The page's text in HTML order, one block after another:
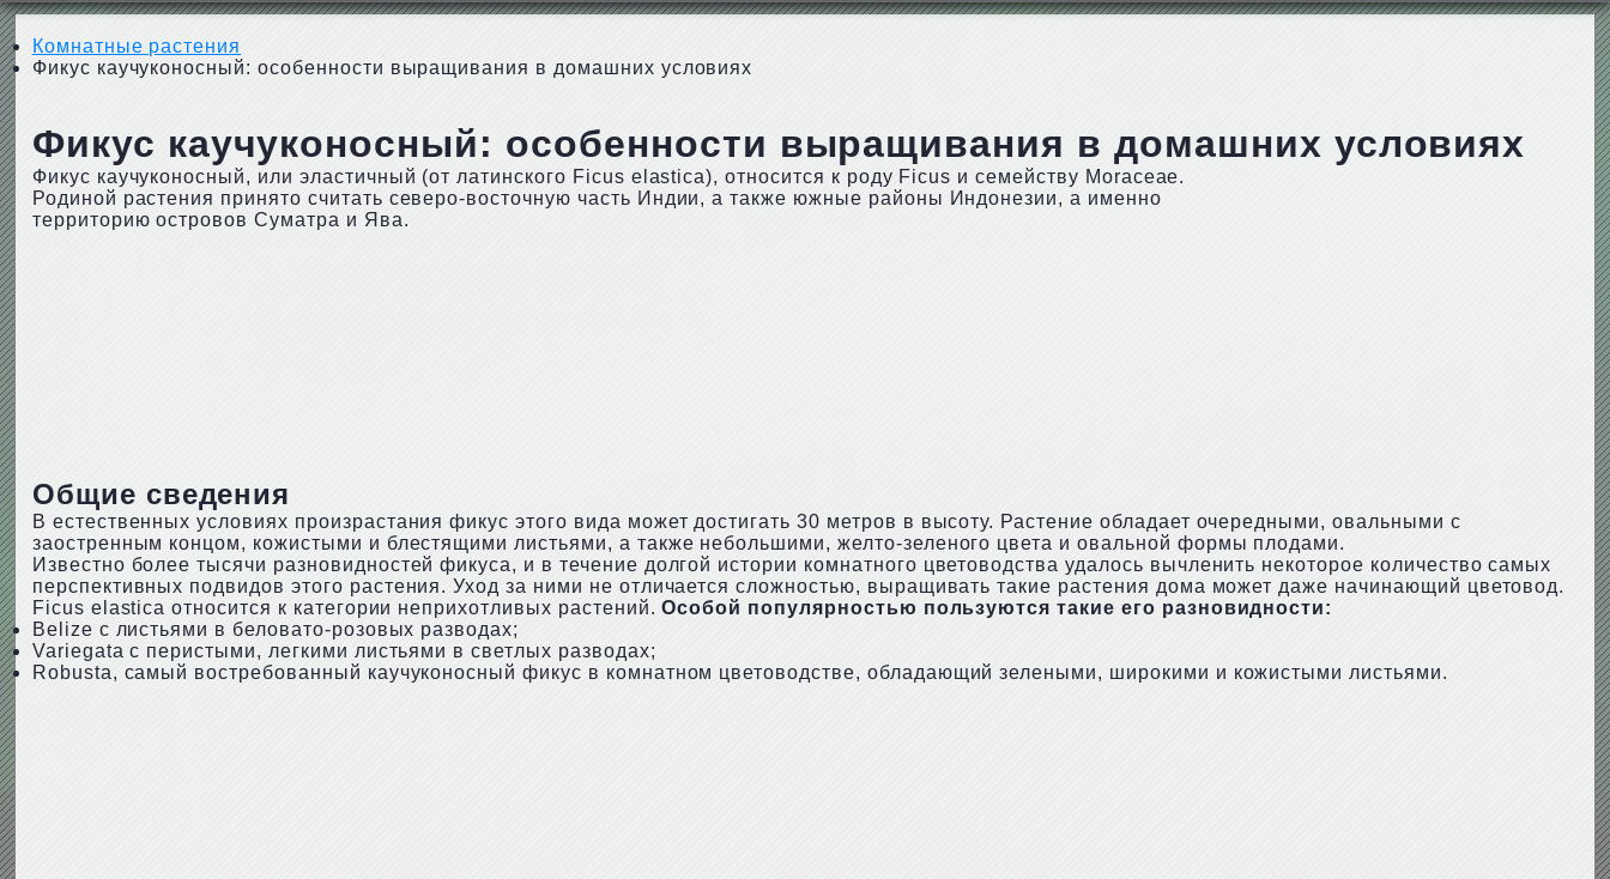
Комнатные растения
Фикус каучуконосный: особенности выращивания в домашних условиях
Фикус каучуконосный: особенности выращивания в домашних условиях
Фикус каучуконосный, или эластичный (от латинского Ficus elastica), относится к роду Ficus и семейству Moraceae.
Родиной растения принято считать северо-восточную часть Индии, а также южные районы Индонезии, а именно
территорию островов Суматра и Ява.
Общие сведения
В естественных условиях произрастания фикус этого вида может достигать 30 метров в высоту. Растение обладает очередными, овальными с
заостренным концом, кожистыми и блестящими листьями, а также небольшими, желто-зеленого цвета и овальной формы плодами.
Известно более тысячи разновидностей фикуса, и в течение долгой истории комнатного цветоводства удалось вычленить некоторое количество самых
перспективных подвидов этого растения. Уход за ними не отличается сложностью, выращивать такие растения дома может даже начинающий цветовод.
Ficus elastica относится к категории неприхотливых растений.Особой популярностью пользуются такие его разновидности:
Belize с листьями в беловато-розовых разводах;
Variegata с перистыми, легкими листьями в светлых разводах;
Robusta, самый востребованный каучуконосный фикус в комнатном цветоводстве, обладающий зелеными, широкими и кожистыми листьями.